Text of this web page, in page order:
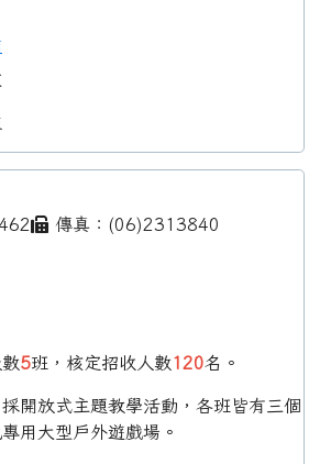
傳真：(06)2313840
5班，核定招收人數120名。
開放式主題教學活動，各班皆有三個
用大型戶外遊戲場。